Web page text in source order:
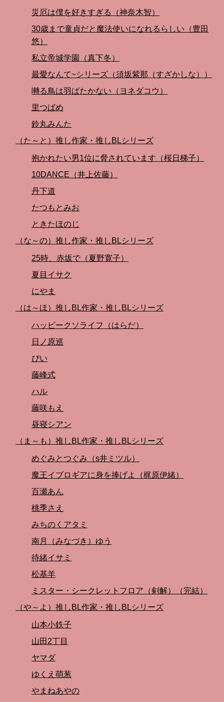
災厄は僕を好きすぎる（神奈木智）
30歳まで童貞だと魔法使いになれるらしい（豊田
悠）
私立帝城学園（真下冬）
最愛なんて~シリーズ（須坂紫那（すざかしな））
囀る鳥は羽ばたかない（ヨネダコウ）
里つばめ
鈴丸みんた
（た～と）推し作家・推しBLシリーズ
抱かれたい男1位に脅されています（桜日梯子）
10DANCE（井上佐藤）
丹下道
たつもとみお
ときたほのじ
（な～の）推し作家・推しBLシリーズ
25時、赤坂で（夏野寛子）
夏目イサク
にやま
（は～ほ）推しBL作家・推しBLシリーズ
ハッピークソライフ（はらだ）
日ノ原巡
ぴい
藤峰式
ハル
藤咲もえ
昼寝シアン
（ま～も）推しBL作家・推しBLシリーズ
めぐみとつぐみ（s井ミツル）
魔王イブロギアに身を捧げよ（梶原伊緒）
百瀬あん
桃季さえ
みちのくアタミ
南月（みなづき）ゆう
待緒イサミ
松基羊
ミスター・シークレットフロア（剣解）（完結）
（や～よ）推しBL作家・推しBLシリーズ
山本小鉄子
山田2丁目
ヤマダ
ゆくえ萌葱
やまねあやの